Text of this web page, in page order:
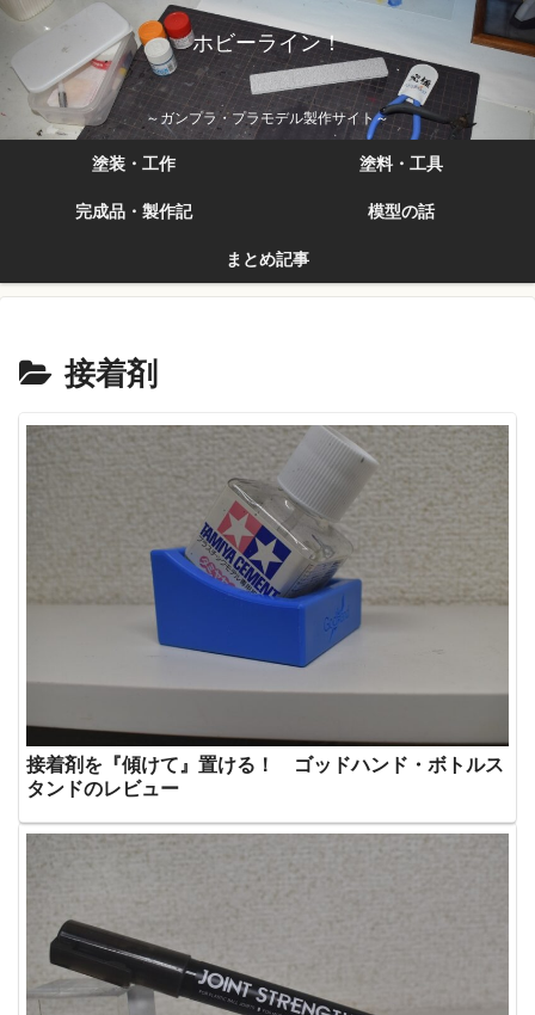
ホビーライン！
～ガンプラ・プラモデル製作サイト～
塗装・工作 塗料・工具
完成品・製作記 模型の話
まとめ記事
接着剤
接着剤を『傾けて』置ける！ ゴッドハンド・ボトルス
タンドのレビュー